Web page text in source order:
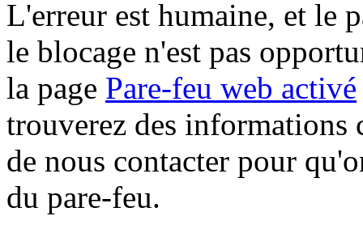
L'erreur est humaine, et le
le blocage n'est pas
la page Pare-feu web activé
trouverez des informations
de nous contacter pour
du pare-feu.